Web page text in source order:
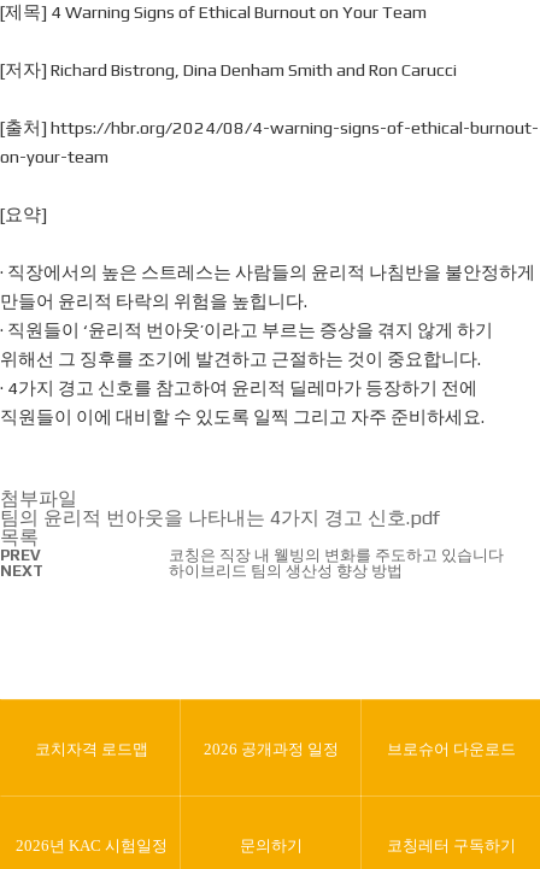
[제목] 4 Warning Signs of Ethical Burnout on Your Team
[저자] Richard Bistrong, Dina Denham Smith and Ron Carucci
[출처] https://hbr.org/2024/08/4-warning-signs-of-ethical-burnout-
on-your-team
[요약]
· 직장에서의 높은 스트레스는 사람들의 윤리적 나침반을 불안정하게
만들어 윤리적 타락의 위험을 높힙니다.
· 직원들이 ‘윤리적 번아웃’이라고 부르는 증상을 겪지 않게 하기
위해선 그 징후를 조기에 발견하고 근절하는 것이 중요합니다.
· 4가지 경고 신호를 참고하여 윤리적 딜레마가 등장하기 전에
직원들이 이에 대비할 수 있도록 일찍 그리고 자주 준비하세요.
첨부파일
팀의 윤리적 번아웃을 나타내는 4가지 경고 신호.pdf
목록
PREV
코칭은 직장 내 웰빙의 변화를 주도하고 있습니다
NEXT
하이브리드 팀의 생산성 향상 방법
코치자격 로드맵 2026 공개과정 일정 브로슈어 다운로드
2026년 KAC 시험일정 문의하기 코칭레터 구독하기